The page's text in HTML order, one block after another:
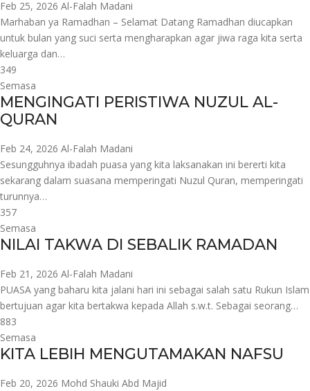
Feb 25, 2026 Al-Falah Madani
Marhaban ya Ramadhan – Selamat Datang Ramadhan diucapkan
untuk bulan yang suci serta mengharapkan agar jiwa raga kita serta
keluarga dan…
349
Semasa
MENGINGATI PERISTIWA NUZUL AL-
QURAN
Feb 24, 2026 Al-Falah Madani
Sesungguhnya ibadah puasa yang kita laksanakan ini bererti kita
sekarang dalam suasana memperingati Nuzul Quran, memperingati
turunnya…
357
Semasa
NILAI TAKWA DI SEBALIK RAMADAN
Feb 21, 2026 Al-Falah Madani
PUASA yang baharu kita jalani hari ini sebagai salah satu Rukun Islam
bertujuan agar kita bertakwa kepada Allah s.w.t. Sebagai seorang…
883
Semasa
KITA LEBIH MENGUTAMAKAN NAFSU
Feb 20, 2026 Mohd Shauki Abd Majid